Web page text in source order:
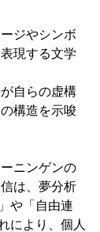
ジやシンボ
現する文学
自らの虚構
構造を示唆
ニンゲンの
は、夢分析
や「自由連
により、個人